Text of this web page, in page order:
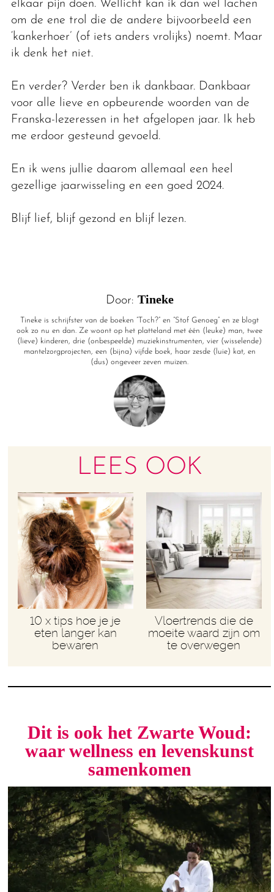
elkaar pijn doen. Wellicht kan ik dan wel lachen
om de ene trol die de andere bijvoorbeeld een
‘kankerhoer’ (of iets anders vrolijks) noemt. Maar
ik denk het niet.
En verder? Verder ben ik dankbaar. Dankbaar
voor alle lieve en opbeurende woorden van de
Franska-lezeressen in het afgelopen jaar. Ik heb
me erdoor gesteund gevoeld.
En ik wens jullie daarom allemaal een heel
gezellige jaarwisseling en een goed 2024.
Blijf lief, blijf gezond en blijf lezen.
Door: Tineke
Tineke is schrijfster van de boeken “Toch?” en “Stof Genoeg” en ze blogt
ook zo nu en dan. Ze woont op het platteland met één (leuke) man, twee
(lieve) kinderen, drie (onbespeelde) muziekinstrumenten, vier (wisselende)
mantelzorgprojecten, een (bijna) vijfde boek, haar zesde (luie) kat, en
(dus) ongeveer zeven muizen.
LEES OOK
10 x tips hoe je je
eten langer kan
bewaren
Vloertrends die de
moeite waard zijn om
te overwegen
Dit is ook het Zwarte Woud:
waar wellness en levenskunst
samenkomen